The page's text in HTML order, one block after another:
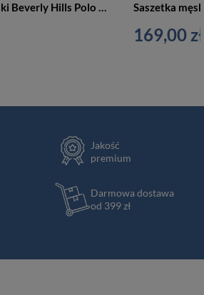
Portfel skórzany męski Beverly Hills Polo BH-274 AN pionowy duży zielony
169,00 zł
Jakość
premium
Darmowa dostawa
od 399 zł